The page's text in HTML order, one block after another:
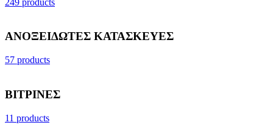
ΑΝΟΞΕΙΔΩΤΕΣ ΚΑΤΑΣΚΕΥΕΣ
57 products
ΒΙΤΡΙΝΕΣ
11 products